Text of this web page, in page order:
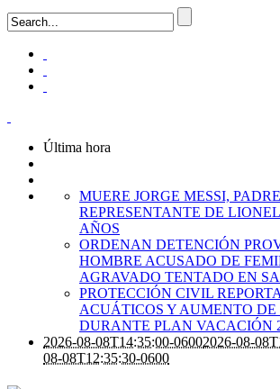
Última hora
MUERE JORGE MESSI,
REPRESENTANTE DE
AÑOS
ORDENAN DETENCIÓN
HOMBRE ACUSADO DE
AGRAVADO TENTADO EN
PROTECCIÓN CIVIL
ACUÁTICOS Y AUMENTO DE
DURANTE PLAN VACACIÓN
2026-08-08T14:35:00-06002026-08-
08-08T12:35:30-0600